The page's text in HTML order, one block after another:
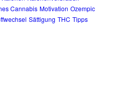
Cannabis Motivation Ozempic
Sättigung THC Tipps